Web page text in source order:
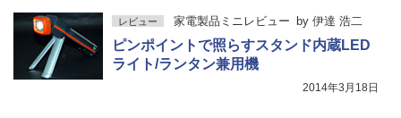
レビュー 家電製品ミニレビュー by 伊達 浩二
ピンポイントで照らすスタンド内蔵LED
ライト/ランタン兼用機
2014年3月18日